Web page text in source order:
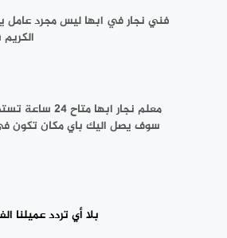
فني نجار في ابها ليس مجرد عامل
معلم نجار
سوف يصل اليك باي مكان تكون في
بلا أي تردد عميلنا